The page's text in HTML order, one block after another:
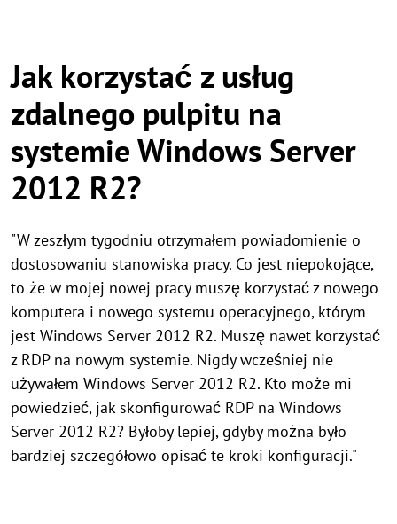
Jak korzystać z usług
zdalnego pulpitu na
systemie Windows Server
2012 R2?
"W zeszłym tygodniu otrzymałem powiadomienie o
dostosowaniu stanowiska pracy. Co jest niepokojące,
to że w mojej nowej pracy muszę korzystać z nowego
komputera i nowego systemu operacyjnego, którym
jest Windows Server 2012 R2. Muszę nawet korzystać
z RDP na nowym systemie. Nigdy wcześniej nie
używałem Windows Server 2012 R2. Kto może mi
powiedzieć, jak skonfigurować RDP na Windows
Server 2012 R2? Byłoby lepiej, gdyby można było
bardziej szczegółowo opisać te kroki konfiguracji."